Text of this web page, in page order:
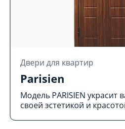
Двери для квартир
Parisien
Модель PARISIEN
своей эстетикой и